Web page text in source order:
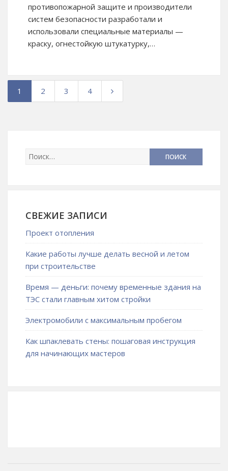
противопожарной защите и производители
систем безопасности разработали и
использовали специальные материалы —
краску, огнестойкую штукатурку,…
1 2 3 4
СВЕЖИЕ ЗАПИСИ
Проект отопления
Какие работы лучше делать весной и летом
при строительстве
Время — деньги: почему временные здания на
ТЭС стали главным хитом стройки
Электромобили с максимальным пробегом
Как шпаклевать стены: пошаговая инструкция
для начинающих мастеров